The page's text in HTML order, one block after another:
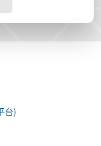
台)